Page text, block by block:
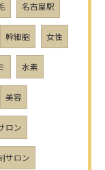
名古屋駅
幹細胞 女性
水素
美容
ロン
サロン